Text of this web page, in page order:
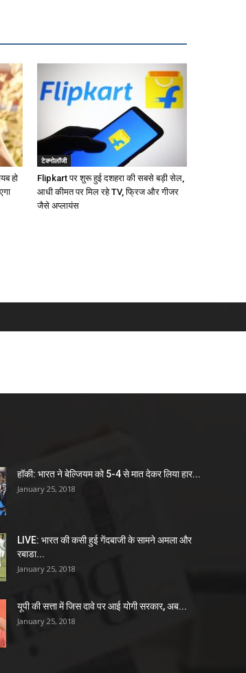
हो
टेक्नोलॉजी
Flipkart पर शुरू हुई दशहरा की सबसे बड़ी सेल,
आधी कीमत पर मिल रहे TV, फ्रिज और गीजर
जैसे अप्लायंस
हॉकी: भारत ने बेल्जियम को 5-4 से मात देकर लिया हार...
January 25, 2018
LIVE: भारत की कसी हुई गेंदबाजी के सामने अमला और
रबाडा...
January 25, 2018
यूपी की सत्ता में जिस दावे पर आई योगी सरकार, अब...
January 25, 2018